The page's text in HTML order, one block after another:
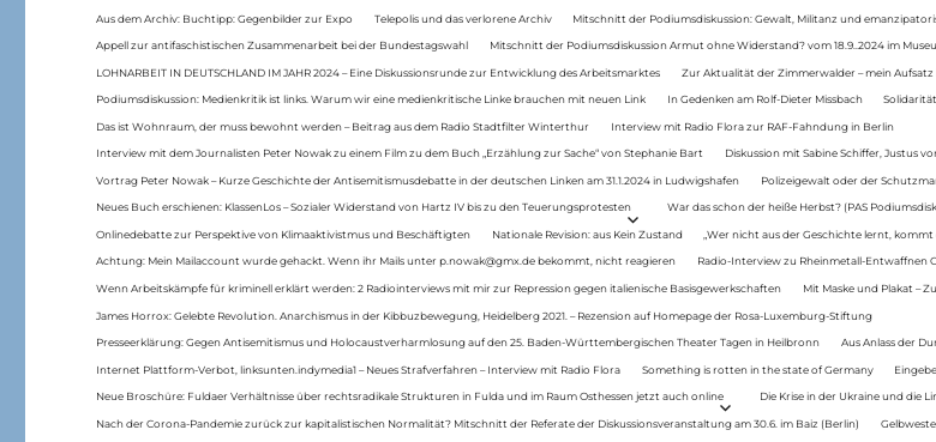
Aus dem Archiv: Buchtipp: Gegenbilder zur Expo Telepolis und das verlorene Archiv Mitschnitt der Podiumsdiskussion: Gewalt, Militanz und
Appell zur antifaschistischen Zusammenarbeit bei der Bundestagswahl Mitschnitt der Podiumsdiskussion Armut ohne Widerstand? vom 18.9..2024 im
LOHNARBEIT IN DEUTSCHLAND IM JAHR 2024 – Eine Diskussionsrunde zur Entwicklung des Arbeitsmarktes Zur Aktualität der Zimmerwalder – mein
Podiumsdiskussion: Medienkritik ist links. Warum wir eine medienkritische Linke brauchen mit neuen Link In Gedenken am Rolf-Dieter Missbach
Das ist Wohnraum, der muss bewohnt werden – Beitrag aus dem Radio Stadtfilter Winterthur Interview mit Radio Flora zur RAF-Fahndung in Berlin
Interview mit dem Journalisten Peter Nowak zu einem Film zu dem Buch „Erzählung zur Sache“ von Stephanie Bart Diskussion mit Sabine Schiffer, Justus
Vortrag Peter Nowak – Kurze Geschichte der Antisemitismusdebatte in der deutschen Linken am 31.1.2024 in Ludwigshafen Polizeigewalt oder der
Neues Buch erschienen: KlassenLos – Sozialer Widerstand von Hartz IV bis zu den Teuerungsprotesten War das schon der heiße Herbst? (PAS
Onlinedebatte zur Perspektive von Klimaaktivistmus und Beschäftigten Nationale Revision: aus Kein Zustand „Wer nicht aus der Geschichte lernt, kommt
Achtung: Mein Mailaccount wurde gehackt. Wenn ihr Mails unter p.nowak@gmx.de bekommt, nicht reagieren Radio-Interview zu Rheinmetall-Entwaffnen
Wenn Arbeitskämpfe für kriminell erklärt werden: 2 Radiointerviews mit mir zur Repression gegen italienische Basisgewerkschaften Mit Maske und Plakat –
James Horrox: Gelebte Revolution. Anarchismus in der Kibbuzbewegung, Heidelberg 2021. – Rezension auf Homepage der Rosa-Luxemburg-Stiftung
Presseerklärung: Gegen Antisemitismus und Holocaustverharmlosung auf den 25. Baden-Württembergischen Theater Tagen in Heilbronn Aus Anlass der
Internet Plattform-Verbot, linksunten.indymedia1 – Neues Strafverfahren – Interview mit Radio Flora Something is rotten in the state of Germany
Neue Broschüre: Fuldaer Verhältnisse über rechtsradikale Strukturen in Fulda und im Raum Osthessen jetzt auch online Die Krise in der Ukraine und die
Nach der Corona-Pandemie zurück zur kapitalistischen Normalität? Mitschnitt der Referate der Diskussionsveranstaltung am 30.6. im Baiz (Berlin)